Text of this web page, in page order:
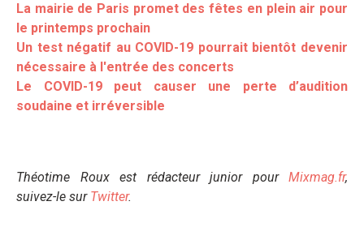
La mairie de Paris promet des fêtes en plein air pour
le printemps prochain
Un test négatif au COVID-19 pourrait bientôt devenir
nécessaire à l'entrée des concerts
Le COVID-19 peut causer une perte d’audition
soudaine et irréversible
Théotime Roux est rédacteur junior pour Mixmag.fr,
suivez-le sur Twitter.